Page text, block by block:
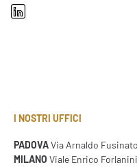
I NOSTRI UFFICI
PADOVAVia Arnaldo
MILANO Viale Enrico